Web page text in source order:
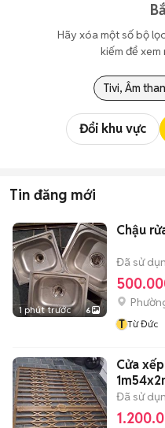
Hãy xóa một số bộ
kiếm để
Tivi, Âm
Đổi khu vực
Tin đăng mới
1 phút trước 6
Chậu
Đã sử
T Từ Đức
Cửa
Đã sử